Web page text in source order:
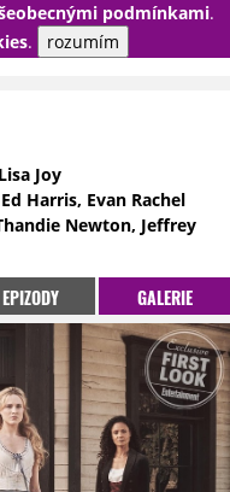
podmínkami.
. rozumím
PŘIHLÁSIT
Joy
Harris, Evan Rachel
Newton, Jeffrey
EPIZODY GALERIE